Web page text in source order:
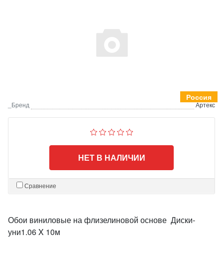
Россия
_Бренд Артекс
НЕТ В НАЛИЧИИ
Сравнение
Обои виниловые на флизелиновой основе Диски-
уни1.06 X 10м